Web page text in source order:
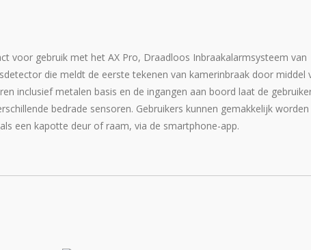
voor gebruik met het AX Pro, Draadloos Inbraakalarmsysteem van
die meldt de eerste tekenen van kamerinbraak door middel
inclusief metalen basis en de ingangen aan boord laat de
bedrade sensoren. Gebruikers kunnen gemakkelijk worden
een kapotte deur of raam, via de smartphone-app.